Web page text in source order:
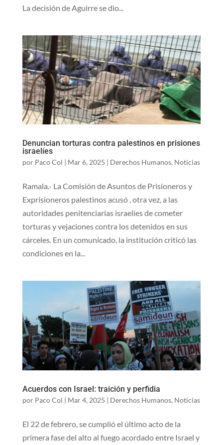
La decisión de Aguirre se dio...
Denuncian torturas contra palestinos en prisiones
israelíes
por Paco Col | Mar 6, 2025 | Derechos Humanos, Noticias
Ramala.- La Comisión de Asuntos de Prisioneros y
Exprisioneros palestinos acusó , otra vez, a las
autoridades penitenciarias israelíes de cometer
torturas y vejaciones contra los detenidos en sus
cárceles. En un comunicado, la institución criticó las
condiciones en la...
Acuerdos con Israel: traición y perfidia
por Paco Col | Mar 4, 2025 | Derechos Humanos, Noticias
El 22 de febrero, se cumplió el último acto de la
primera fase del alto al fuego acordado entre Israel y